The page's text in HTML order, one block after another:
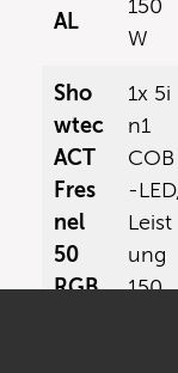
AL
150
W
Sho
wtec
ACT
Fres
nel
50
RGB
1x 5i
n1
COB
-LED,
Leist
ung
150